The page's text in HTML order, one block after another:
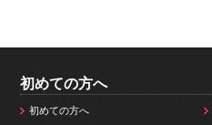
初めての方へ
初めての方へ